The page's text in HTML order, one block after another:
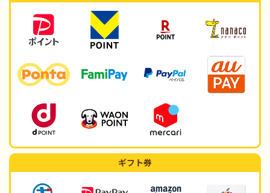
ギフト券